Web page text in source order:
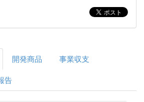
開発商品 事業収支
告